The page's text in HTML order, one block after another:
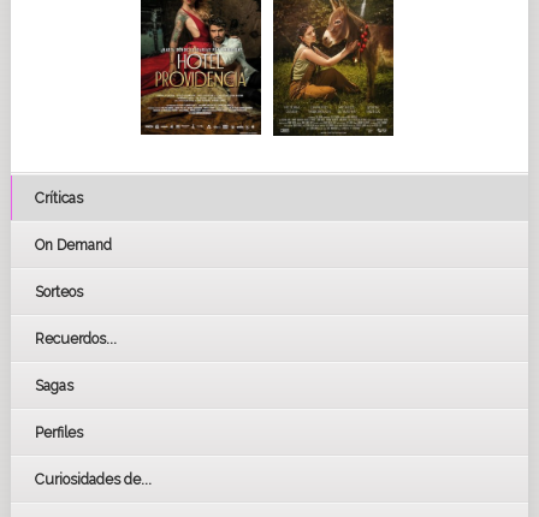
Críticas
On Demand
Sorteos
Recuerdos...
Sagas
Perfiles
Curiosidades de...